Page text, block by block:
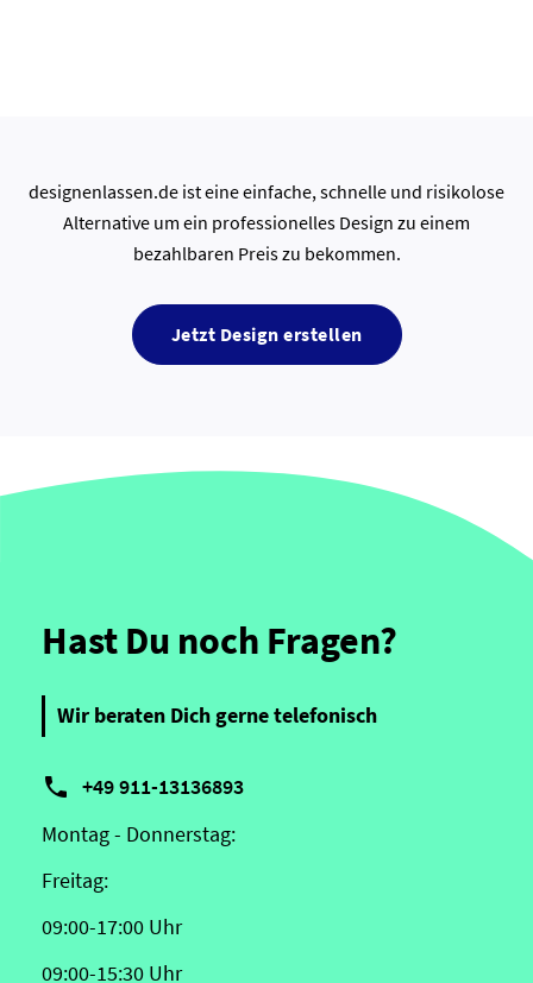
designenlassen.de ist eine einfache, schnelle und risikolose
Alternative um ein professionelles Design zu einem
bezahlbaren Preis zu bekommen.
Jetzt Design erstellen
Hast Du noch Fragen?
Wir beraten Dich gerne telefonisch
 +49 911-13136893
Montag - Donnerstag:
Freitag:
09:00-17:00 Uhr
09:00-15:30 Uhr